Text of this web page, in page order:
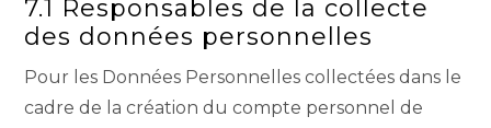
7.1 Responsables de la collecte
des données personnelles
Pour les Données Personnelles collectées dans le
cadre de la création du compte personnel de